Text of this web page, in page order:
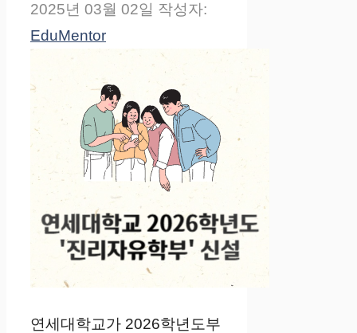
2025년 03월 02일 작성자:
EduMentor
연세대학교가 2026학년도부